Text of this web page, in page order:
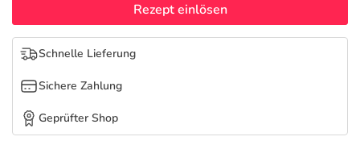
Rezept einlösen
Schnelle Lieferung
Sichere Zahlung
Geprüfter Shop